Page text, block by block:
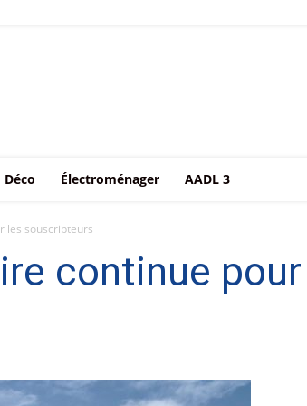
Déco Électroménager AADL 3
les souscripteurs
continue